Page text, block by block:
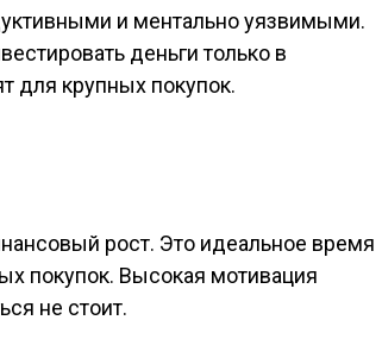
и ментально уязвимыми.
деньги только в
для крупных покупок.
рост. Это идеальное время
покупок. Высокая мотивация
не стоит.